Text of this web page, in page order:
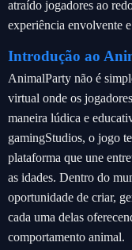
atraído jogadores ao
experiência envolvente
Introdução ao
AnimalParty não é
virtual onde os
maneira lúdica e
gamingStudios, o jogo
plataforma que une
as idades. Dentro do
oportunidade de criar,
cada uma delas
comportamento animal.